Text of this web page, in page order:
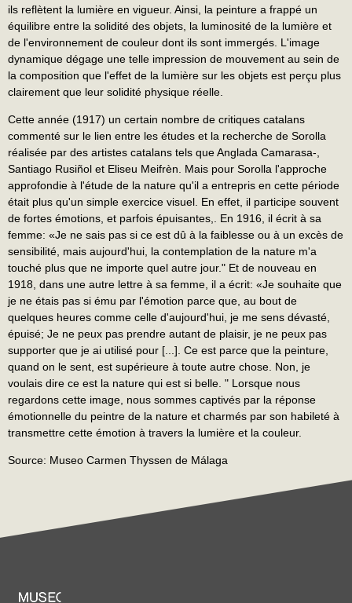
ils reflètent la lumière en vigueur. Ainsi, la peinture a frappé un
équilibre entre la solidité des objets, la luminosité de la lumière et
de l'environnement de couleur dont ils sont immergés. L'image
dynamique dégage une telle impression de mouvement au sein de
la composition que l'effet de la lumière sur les objets est perçu plus
clairement que leur solidité physique réelle.
Cette année (1917) un certain nombre de critiques catalans
commenté sur le lien entre les études et la recherche de Sorolla
réalisée par des artistes catalans tels que Anglada Camarasa-,
Santiago Rusiñol et Eliseu Meifrèn. Mais pour Sorolla l'approche
approfondie à l'étude de la nature qu'il a entrepris en cette période
était plus qu'un simple exercice visuel. En effet, il participe souvent
de fortes émotions, et parfois épuisantes,. En 1916, il écrit à sa
femme: «Je ne sais pas si ce est dû à la faiblesse ou à un excès de
sensibilité, mais aujourd'hui, la contemplation de la nature m'a
touché plus que ne importe quel autre jour." Et de nouveau en
1918, dans une autre lettre à sa femme, il a écrit: «Je souhaite que
je ne étais pas si ému par l'émotion parce que, au bout de
quelques heures comme celle d'aujourd'hui, je me sens dévasté,
épuisé; Je ne peux pas prendre autant de plaisir, je ne peux pas
supporter que je ai utilisé pour [...]. Ce est parce que la peinture,
quand on le sent, est supérieure à toute autre chose. Non, je
voulais dire ce est la nature qui est si belle. " Lorsque nous
regardons cette image, nous sommes captivés par la réponse
émotionnelle du peintre de la nature et charmés par son habileté à
transmettre cette émotion à travers la lumière et la couleur.
Source: Museo Carmen Thyssen de Málaga